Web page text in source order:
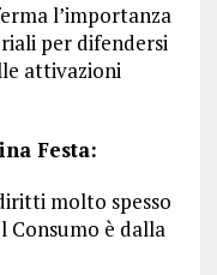
l’importanza
per difendersi
attivazioni
Festa:
molto spesso
Consumo è dalla